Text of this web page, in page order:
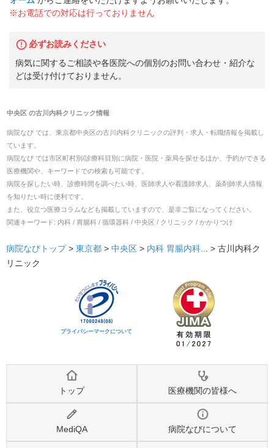
※お電話での対応は行っておりません
必ずお読みください
病気に関するご相談や各医院への個別のお問い合わせ・紹介な
どは受け付けておりません。
中央区 の古川内科クリニック情報
病院なび では、 東京都中央区の古川内科クリニックの評判・求人・転職情報を掲載し
ています。
病院なび では市区町村別/診療科目別に病院・医院・薬局を探せるほか、予約ができる
医療機関や、キーワードでの検索も可能です。
病院を探したい時、診療時間を調べたい時、医師求人や看護師求人、薬剤師求人情報
を知りたい時に便利です。
また、役立つ医療コラムなども掲載していますので、是非ご覧になってください。
関連キーワード: 内科 / 胃腸科 / 循環器科 / 中央区 / クリニック / かかりつけ
病院なびトップ > 東京都 > 中央区 > 内科 胃腸内科 ... > 古川内科ク
リニック
プライバシーマークについて
トップ 医療機関の皆様へ
MediQA 病院なびについて